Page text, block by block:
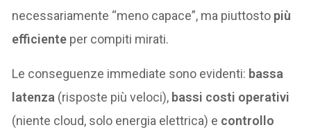
necessariamente “meno capace”, ma piuttosto più
efficiente per compiti mirati.
Le conseguenze immediate sono evidenti: bassa
latenza (risposte più veloci), bassi costi operativi
(niente cloud, solo energia elettrica) e controllo